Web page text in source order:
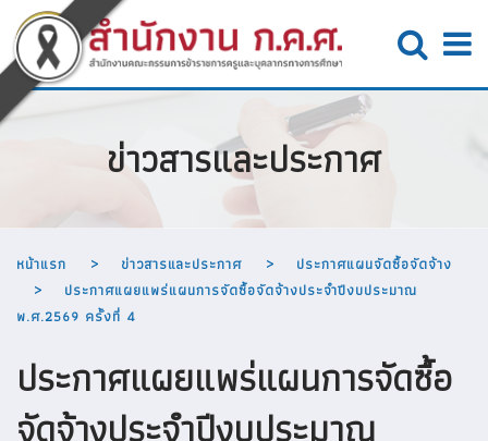
ข่าวสารและประกาศ
หน้าแรก ข่าวสารและประกาศ
ประกาศแผนจัดซื้อจัดจ้าง
ประกาศแผยแพร่แผนการจัดซื้อจัดจ้างประจำปีงบประมาณ
พ.ศ.2569 ครั้งที่ 4
ประกาศแผยแพร่แผนการจัดซื้อ
จัดจ้างประจำปีงบประมาณ